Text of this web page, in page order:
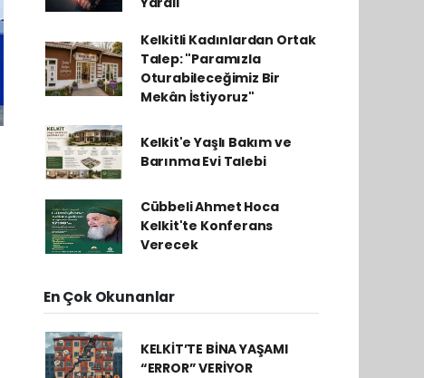
Kelkitli Kadınlardan Ortak
Talep: "Paramızla
Oturabileceğimiz Bir
Mekân İstiyoruz"
Kelkit'e Yaşlı Bakım ve
Barınma Evi Talebi
Cübbeli Ahmet Hoca
Kelkit'te Konferans
Verecek
En Çok Okunanlar
KELKİT’TE BİNA YAŞAMI
“ERROR” VERİYOR